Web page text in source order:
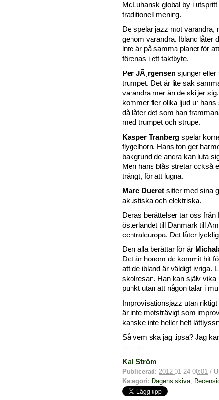
McLuhansk global by i
traditionell mening.
De spelar jazz mot varandra,
genom varandra. Ibland låter
inte är på samma planet för
förenas i ett taktbyte.
Per JÃ¸rgensen sjunger eller
trumpet. Det är lite sak
varandra mer än de skiljer
kommer fler olika ljud ur hans
då låter det som han
med trumpet och strupe.
Kasper Tranberg spelar
flygelhorn. Hans ton ger
bakgrund de andra kan luta
Men hans blås stretar också
trängt, för att lugna.
Marc Ducret sitter med sina
akustiska och elektriska.
Deras berättelser tar oss från
österlandet till Danmark till
centraleuropa. Det låter
Den alla berättar för är
Det är honom de kommit hit
att de ibland är väldigt ivriga.
skolresan. Han kan själv vika
punkt utan att någon talar i
Improvisationsjazz utan
är inte motsträvigt som
kanske inte heller helt
Så vem ska jag tipsa? Jag
Kal Ström
Publicerad: 2012-01-24 00:01 /
Kategori: Dagens skiva,